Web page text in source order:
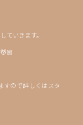
ていきます。
すので詳しくはスタ